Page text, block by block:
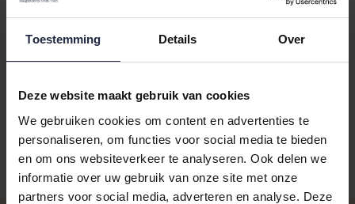
Toestemming Details Over
Deze website maakt gebruik van cookies
We gebruiken cookies om content en advertenties te
personaliseren, om functies voor social media te bieden
en om ons websiteverkeer te analyseren. Ook delen we
informatie over uw gebruik van onze site met onze
partners voor social media, adverteren en analyse. Deze
Kies je kleur: metal
Aantal Maat Prijs